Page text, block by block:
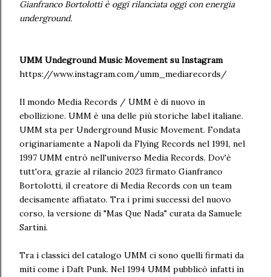
Gianfranco Bortolotti è oggi rilanciata oggi con energia
underground.
UMM Undeground Music Movement su Instagram
https://www.instagram.com/umm_mediarecords/
Il mondo Media Records / UMM è di nuovo in
ebollizione. UMM è una delle più storiche label italiane.
UMM sta per Underground Music Movement. Fondata
originariamente a Napoli da Flying Records nel 1991, nel
1997 UMM entrò nell'universo Media Records. Dov'è
tutt'ora, grazie al rilancio 2023 firmato Gianfranco
Bortolotti, il creatore di Media Records con un team
decisamente affiatato. Tra i primi successi del nuovo
corso, la versione di "Mas Que Nada" curata da Samuele
Sartini.
Tra i classici del catalogo UMM ci sono quelli firmati da
miti come i Daft Punk. Nel 1994 UMM pubblicò infatti in